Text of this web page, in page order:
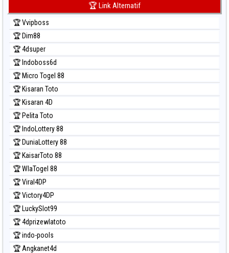
Prediksi Kuda Lari
Prediksi Magnum Cambodia
Prediksi Nagoya
Prediksi North Carolina Day
Prediksi Pcso
Prediksi Sao Paulo
Prediksi Singapore
Prediksi Sydney
Prediksi Sydney Lottery
Prediksi Sydney Lottery 6d
Prediksi Sydney Lotto
Prediksi Sydney Pools 6d
Prediksi Taipei
Prediksi Taiwan
🏆 Link Alternatif
🏆 Vvipboss
🏆 Dim88
🏆 4dsuper
🏆 Indoboss6d
🏆 Micro Togel 88
🏆 Kisaran Toto
🏆 Kisaran 4D
🏆 Pelita Toto
🏆 IndoLottery 88
🏆 DuniaLottery 88
🏆 KaisarToto 88
🏆 WlaTogel 88
🏆 Viral4DP
🏆 Victory4DP
🏆 LuckySlot99
🏆 4dprizewlatoto
🏆 indo-pools
🏆 Angkanet4d